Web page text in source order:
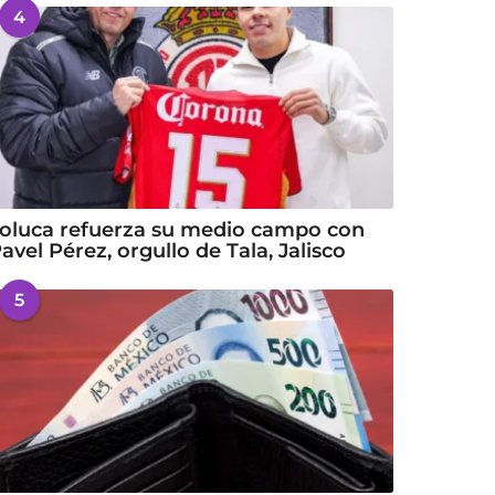
4
refuerza su medio campo con
Pérez, orgullo de Tala, Jalisco
5